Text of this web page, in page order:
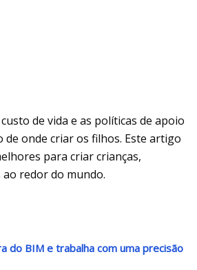
de vida e as políticas de apoio
de onde criar os filhos. Este artigo
para criar crianças,
redor do mundo.
do BIM e trabalha com uma precisão